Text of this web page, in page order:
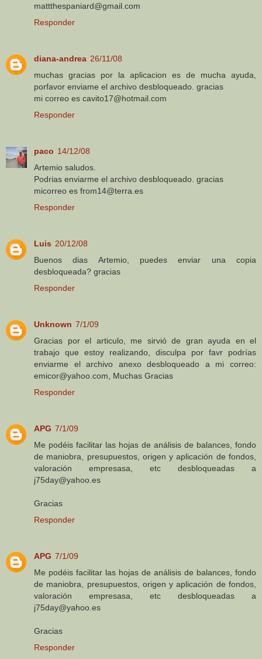
mattthespaniard@gmail.com
Responder
diana-andrea 26/11/08
muchas gracias por la aplicacion es de mucha ayuda,
porfavor enviame el archivo desbloqueado. gracias
mi correo es cavito17@hotmail.com
Responder
paco 14/12/08
Artemio saludos.
Podrias enviarme el archivo desbloqueado. gracias
micorreo es from14@terra.es
Responder
Luis 20/12/08
Buenos dias Artemio, puedes enviar una copia
desbloqueada? gracias
Responder
Unknown 7/1/09
Gracias por el articulo, me sirvió de gran ayuda en el
trabajo que estoy realizando, disculpa por favr podrías
enviarme el archivo anexo desbloqueado a mi correo:
emicor@yahoo.com, Muchas Gracias
Responder
APG 7/1/09
Me podéis facilitar las hojas de análisis de balances, fondo
de maniobra, presupuestos, origen y aplicación de fondos,
valoración empresasa, etc desbloqueadas a
j75day@yahoo.es
Gracias
Responder
APG 7/1/09
Me podéis facilitar las hojas de análisis de balances, fondo
de maniobra, presupuestos, origen y aplicación de fondos,
valoración empresasa, etc desbloqueadas a
j75day@yahoo.es
Gracias
Responder